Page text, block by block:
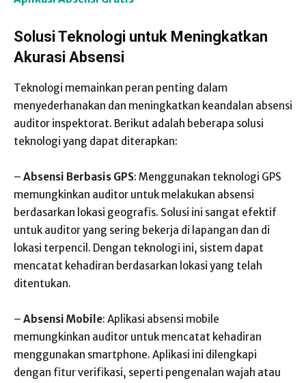
Solusi Teknologi untuk Meningkatkan
Akurasi Absensi
Teknologi memainkan peran penting dalam
menyederhanakan dan meningkatkan keandalan absensi
auditor inspektorat. Berikut adalah beberapa solusi
teknologi yang dapat diterapkan:
– Absensi Berbasis GPS: Menggunakan teknologi GPS
memungkinkan auditor untuk melakukan absensi
berdasarkan lokasi geografis. Solusi ini sangat efektif
untuk auditor yang sering bekerja di lapangan dan di
lokasi terpencil. Dengan teknologi ini, sistem dapat
mencatat kehadiran berdasarkan lokasi yang telah
ditentukan.
– Absensi Mobile: Aplikasi absensi mobile
memungkinkan auditor untuk mencatat kehadiran
menggunakan smartphone. Aplikasi ini dilengkapi
dengan fitur verifikasi, seperti pengenalan wajah atau